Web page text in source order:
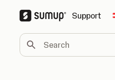
Support
Search